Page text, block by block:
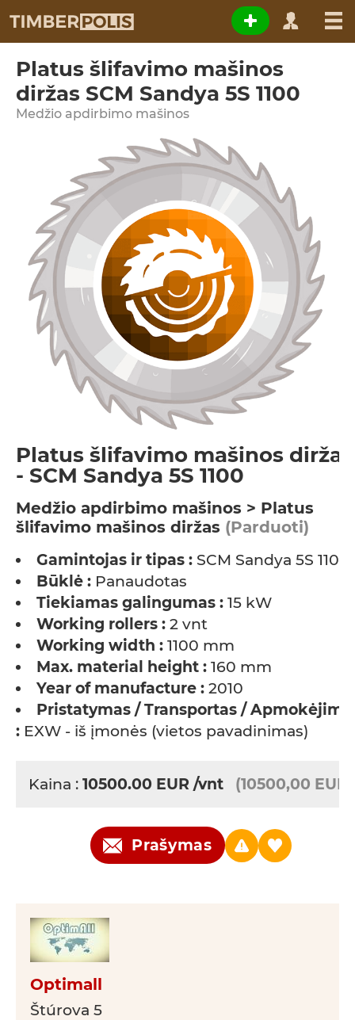
Platus šlifavimo mašinos
diržas SCM Sandya 5S 1100
Medžio apdirbimo mašinos
Platus šlifavimo mašinos diržas
- SCM Sandya 5S 1100
Medžio apdirbimo mašinos > Platus
šlifavimo mašinos diržas (Parduoti)
Gamintojas ir tipas : SCM Sandya 5S 1100
Būklė : Panaudotas
Tiekiamas galingumas : 15 kW
Working rollers : 2 vnt
Working width : 1100 mm
Max. material height : 160 mm
Year of manufacture : 2010
Pristatymas / Transportas /
: EXW - iš įmonės (vietos pavadinimas)
Kaina : 10500.00 EUR /vnt (10500,00 EUR)
Prašymas
Optimall
Štúrova 5